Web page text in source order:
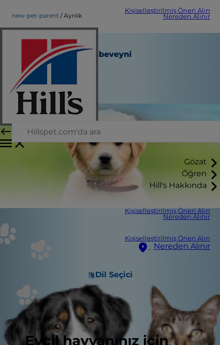
Kişiselleştirilmiş Öneri Alın
Nereden Alınır
Gözat
Öğren
Hill's Hakkında
Kişiselleştirilmiş Öneri Alın
Nereden Alınır
Kişiselleştirilmiş Öneri Alın
Nereden Alınır
Dil Seçici
Evcil hayvanınız için
new-pet-parent Ayrılık
Ayrılık
Yeni Evcil Hayvan Ebeveyni
Personel Yazarı
Ağustos 22, 2015